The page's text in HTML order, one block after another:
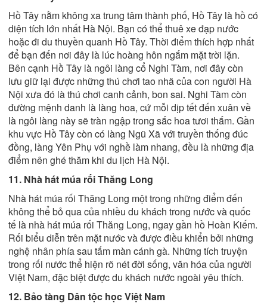
Hồ Tây nằm không xa trung tâm thành phố, Hồ Tây là hồ có
diện tích lớn nhất Hà Nội. Bạn có thể thuê xe đạp nước
hoặc đi du thuyền quanh Hồ Tây. Thời điểm thích hợp nhất
để bạn đến nơi đây là lúc hoàng hôn ngắm mặt trời lặn.
Bên cạnh Hồ Tây là ngôi làng cổ Nghi Tàm, nơi đây còn
lưu giữ lại được những thú chơi tao nhã của con người Hà
Nội xưa đó là thú chơi canh cảnh, bon sai. Nghi Tàm còn
đường mệnh danh là làng hoa, cứ mỗi dịp tết đến xuân về
là ngôi làng này sẽ tràn ngập trong sắc hoa tươi thắm. Gần
khu vực Hồ Tây còn có làng Ngũ Xã với truyền thống đúc
đồng, làng Yên Phụ với nghề làm nhang, đều là những địa
điểm nên ghé thăm khi du lịch Hà Nội.
11. Nhà hát múa rối Thăng Long
Nhà hát múa rối Thăng Long một trong những điểm đến
không thể bỏ qua của nhiều du khách trong nước và quốc
tế là nhà hát múa rối Thăng Long, ngay gần hồ Hoàn Kiếm.
Rối biểu diễn trên mặt nước và được điều khiển bởi những
nghệ nhân phía sau tấm màn cánh gà. Những tích truyện
trong rối nước thể hiện rõ nét đời sống, văn hóa của người
Việt Nam, đặc biệt được du khách nước ngoài yêu thích.
12. Bảo tàng Dân tộc học Việt Nam